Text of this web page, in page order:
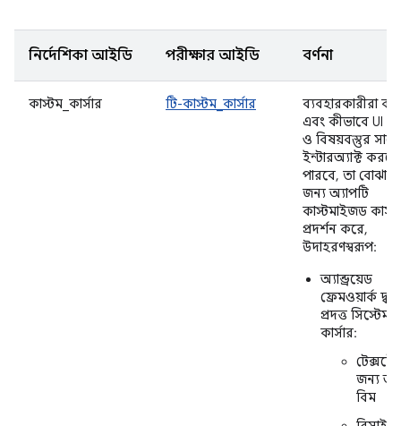
নির্দেশিকা আইডি পরীক্ষার আইডি বর্ণনা
কাস্টম_কার্সার টি-কাস্টম_কার্সার
ব্যবহারকারীরা
এবং কীভাবে UI
ও বিষয়বস্তুর সাথে
ইন্টারঅ্যাক্ট করতে
পারবে, তা
জন্য অ্যাপটি
কাস্টমাইজড
প্রদর্শন করে,
উদাহরণস্বরূপ:
অ্যান্ড্রয়েড
ফ্রেমওয়ার্ক দ্বারা
প্রদত্ত সিস্টেম
কার্সার:
টেক্সটের
জন্য
বিম